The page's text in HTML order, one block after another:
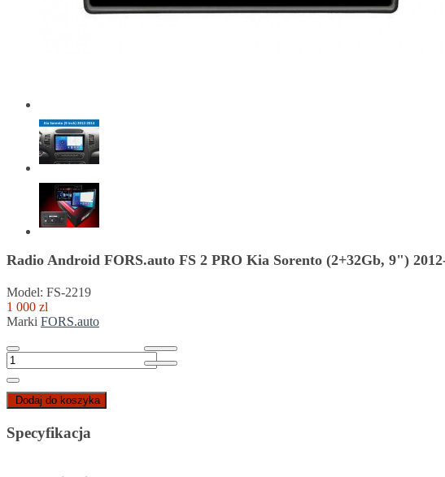
Radio Android FORS.auto FS 2 PRO Kia Sorento (2+32Gb, 9")
Model: FS-2219
1 000 zl
Marki FORS.auto
Dodaj do koszyka
Specyfikacja